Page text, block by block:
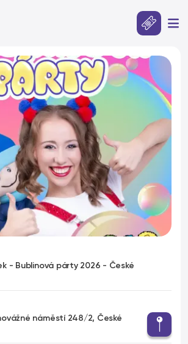
- Bublinová párty 2026 - České
náměstí 248/2, České